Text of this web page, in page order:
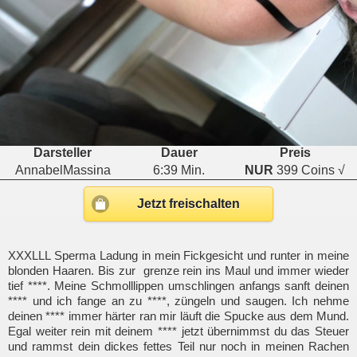
Darsteller Dauer
Preis
AnnabelMassina
6:39 Min. NUR 399 Coins √
Jetzt freischalten
XXXLLL Sperma Ladung in mein Fickgesicht und runter in meine
blonden Haaren. Bis zur grenze rein ins Maul und immer wieder
tief ****. Meine Schmolllippen umschlingen anfangs sanft deinen
**** und ich fange an zu ****, züngeln und saugen. Ich nehme
deinen **** immer härter ran mir läuft die Spucke aus dem Mund.
Egal weiter rein mit deinem **** jetzt übernimmst du das Steuer
und rammst dein dickes fettes Teil nur noch in meinen Rachen